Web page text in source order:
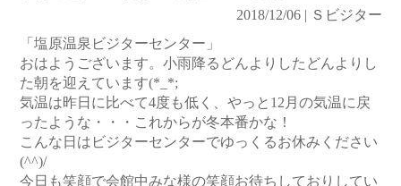
2018/12/06 | Ｓビジター
「塩原温泉ビジターセンター」
おはようございます。小雨降るどんよりしたどんよりし
た朝を迎えています(*_*;
気温は昨日に比べて4度も低く、やっと12月の気温に戻
ったような・・・これからが冬本番かな！
こんな日はビジターセンターでゆっくるお休みください
(^^)/
今日も笑顔で会館中みな様の笑顔お待ちしておりしてい